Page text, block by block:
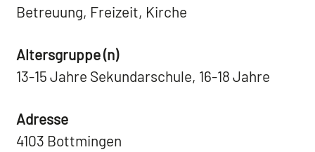
Betreuung, Freizeit, Kirche
Altersgruppe (n)
13-15 Jahre Sekundarschule, 16-18 Jahre
Adresse
4103 Bottmingen